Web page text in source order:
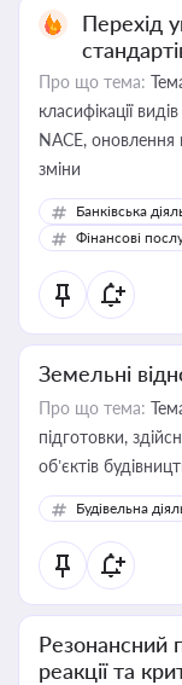
Перехід
Про що тема:
класифікації
NACE, оновлення
зміни
Банківська
Фінансові
Земельні
Про що тема:
підготовки,
об’єктів
Будівельна
Резонансний
реакції та